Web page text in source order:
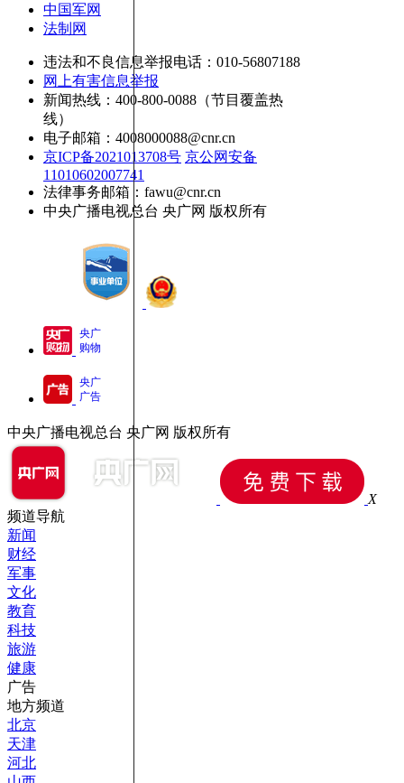
中国军网
法制网
违法和不良信息举报电话：010-56807188
网上有害信息举报
新闻热线：400-800-0088（节目覆盖热
线）
电子邮箱：4008000088@cnr.cn
京ICP备2021013708号 京公网安备
11010602007741
法律事务邮箱：fawu@cnr.cn
中央广播电视总台 央广网 版权所有
央广
购物
央广
广告
中央广播电视总台 央广网 版权所有
X
频道导航
新闻
财经
军事
文化
教育
科技
旅游
健康
广告
地方频道
北京
天津
河北